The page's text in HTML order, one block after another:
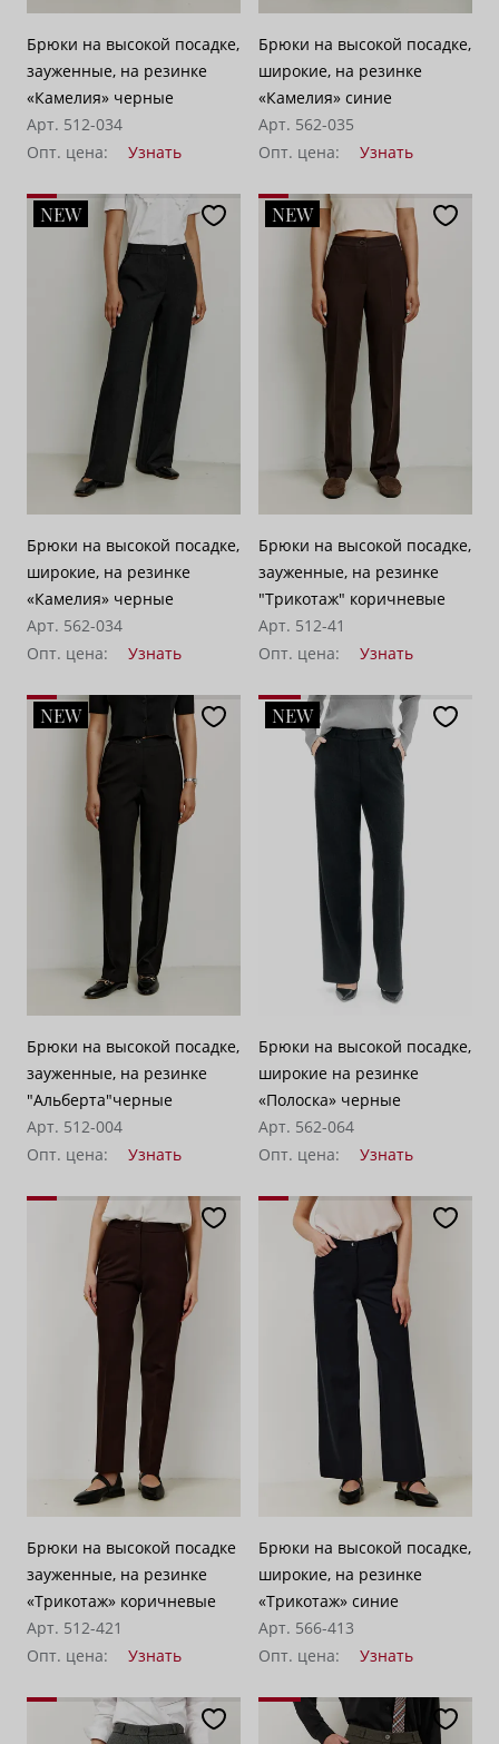
Брюки на высокой посадке,
зауженные, на резинке
«Камелия» черные
Арт. 512-034
Опт. цена:
Узнать
Брюки на высокой посадке,
широкие, на резинке
«Камелия» синие
Арт. 562-035
Опт. цена:
Узнать
NEW
Брюки на высокой посадке,
широкие, на резинке
«Камелия» черные
Арт. 562-034
Опт. цена:
Узнать
NEW
Брюки на высокой посадке,
зауженные, на резинке
"Трикотаж" коричневые
Арт. 512-41
Опт. цена:
Узнать
NEW
Брюки на высокой посадке,
зауженные, на резинке
"Альберта"черные
Арт. 512-004
Опт. цена:
Узнать
NEW
Брюки на высокой посадке,
широкие на резинке
«Полоска» черные
Арт. 562-064
Опт. цена:
Узнать
Брюки на высокой посадке
зауженные, на резинке
«Трикотаж» коричневые
Арт. 512-421
Опт. цена:
Узнать
Брюки на высокой посадке,
широкие, на резинке
«Трикотаж» синие
Арт. 566-413
Опт. цена:
Узнать